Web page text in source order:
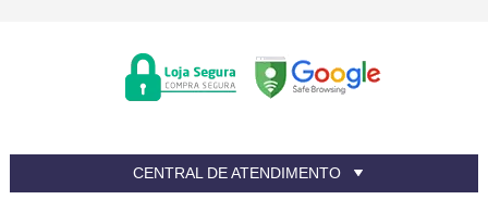
CENTRAL DE ATENDIMENTO